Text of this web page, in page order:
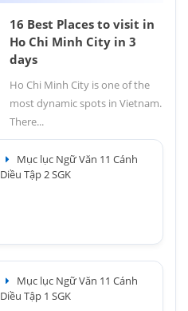
16 Best Places to visit in
Ho Chi Minh City in 3
days
Ho Chi Minh City is one of the
most dynamic spots in Vietnam.
There...
Mục lục Ngữ Văn 11 Cánh
Diều Tập 2 SGK
Mục lục Ngữ Văn 11 Cánh
Diều Tập 1 SGK